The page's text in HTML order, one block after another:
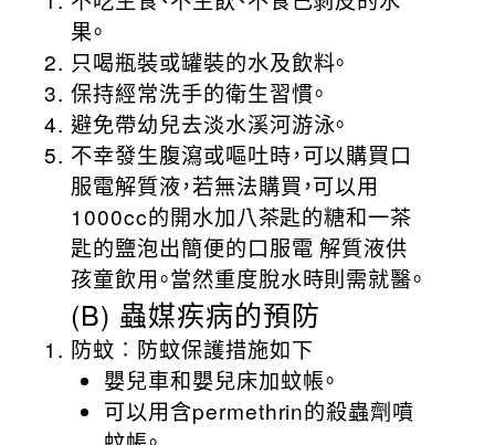
果。
只喝瓶裝或罐裝的水及飲料。
保持經常洗手的衛生習慣。
避免帶幼兒去淡水溪河游泳。
不幸發生腹瀉或嘔吐時，可以購買口
服電解質液，若無法購買，可以用
1000cc的開水加八茶匙的糖和一茶
匙的鹽泡出簡便的口服電 解質液供
孩童飲用。當然重度脫水時則需就醫。
(B) 蟲媒疾病的預防
防蚊︰防蚊保護措施如下
嬰兒車和嬰兒床加蚊帳。
可以用含permethrin的殺蟲劑噴